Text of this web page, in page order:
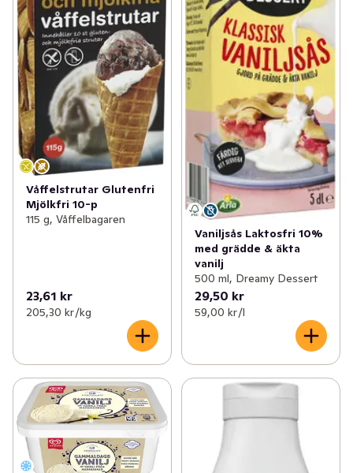
Våffelstrutar Glutenfri
Mjölkfri 10-p
115 g, Våffelbagaren
23,61 kr
205,30 kr /kg
Vaniljsås Laktosfri 10%
med grädde & äkta
vanilj
500 ml, Dreamy Dessert
29,50 kr
59,00 kr /l